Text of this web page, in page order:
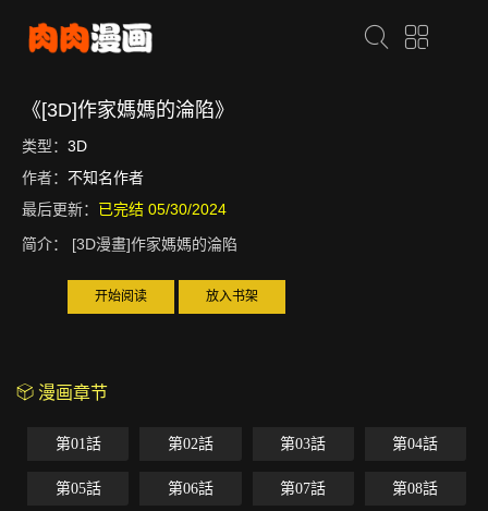
《[3D]作家媽媽的淪陷》
类型： 3D
作者： 不知名作者
最后更新： 已完结 05/30/2024
简介：
[3D漫畫]作家媽媽的淪陷
开始阅读 放入书架
漫画章节
第01話 第02話 第03話 第04話
第05話 第06話 第07話 第08話